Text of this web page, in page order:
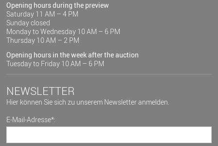
Opening hours during the preview
Saturday 11 AM – 4 PM
Sunday closed
Monday to Wednesday 10 AM – 6 PM
Thursday 10 AM – 2 PM
Opening hours in the week after the auction
Tuesday to Friday 10 AM – 6 PM
NEWSLETTER
Hier können Sie sich zu unserem Newsletter anmelden.
E-Mail-Adresse*: